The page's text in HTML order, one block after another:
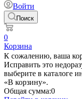
Войти
Поиск
0
Корзина
К сожалению, ваша
Исправить это
выберите в каталоге
«В корзину».
Общая сумма:0